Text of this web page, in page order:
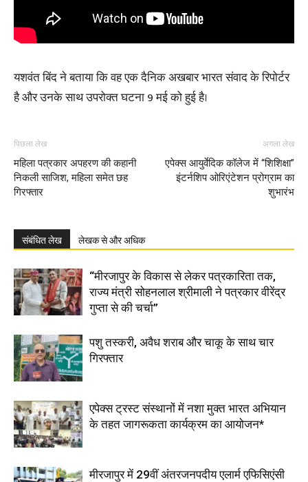
यशवंत बिंद ने बताया कि वह एक दैनिक अखबार भारत संवाद के रिपोर्टर
है और उनके साथ उपरोक्त घटना 9 मई को हुई है।
पिछला लेख
महिला पत्रकार अपहरण की कहानी
निकली साजिश, महिला समेत छह
गिरफ्तार
अगला लेख
एपेक्स आयुर्वेदिक कॉलेज में “शिशिक्षा”
इंटर्नशिप ओरिएंटेशन प्रोग्राम का
शुभारंभ
संबंधित लेख लेखक से और अधिक
“मीरजापुर के विकास से लेकर पत्रकारिता तक,
राज्य मंत्री सोहनलाल श्रीमाली ने पत्रकार वीरेंद्र
गुप्ता से की चर्चा”
पशु तस्करी, अवैध शराब और चाकू के साथ चार
गिरफ्तार
एपेक्स ट्रस्ट संस्थानों में नशा मुक्त भारत अभियान
के तहत जागरूकता कार्यक्रम का आयोजन*
मीरजापुर में 29वीं अंतरजनपदीय एलार्म एफिसिएंसी